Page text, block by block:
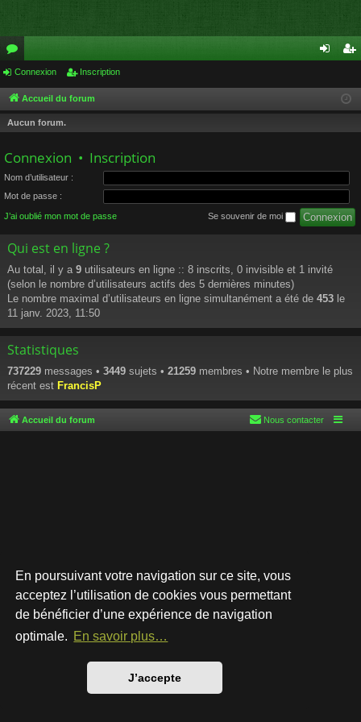
En poursuivant votre navigation sur ce site, vous
acceptez l’utilisation de cookies vous permettant
de bénéficier d’une expérience de navigation
optimale. En savoir plus…
J’accepte
or
u
m
cri
Connexion Inscription
Accueil du forum
Aucun forum.
Connexion • Inscription
Nom d’utilisateur :
Mot de passe :
J’ai oublié mon mot de passe Se souvenir de moi
Qui est en ligne ?
Au total, il y a 9 utilisateurs en ligne :: 8 inscrits, 0 invisible et 1 invité
(selon le nombre d’utilisateurs actifs des 5 dernières minutes)
Le nombre maximal d’utilisateurs en ligne simultanément a été de 453 le
11 janv. 2023, 11:50
Statistiques
737229 messages • 3449 sujets • 21259 membres • Notre membre le plus
récent est FrancisP
Accueil du forum Nous contacter
Développé parphpBB® Forum Software © phpBB Limited
Style par
Traduction française officielle